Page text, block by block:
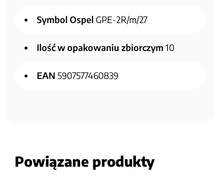
Symbol Ospel GPE-2R/m/27
Ilość w opakowaniu zbiorczym 10
EAN 5907577460839
Powiązane produkty